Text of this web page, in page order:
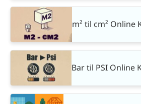
m² til cm² Online
Bar til PSI Online